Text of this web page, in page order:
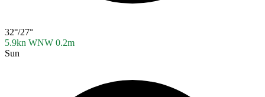
32°/27°
5.9kn WNW 0.2m
Sun